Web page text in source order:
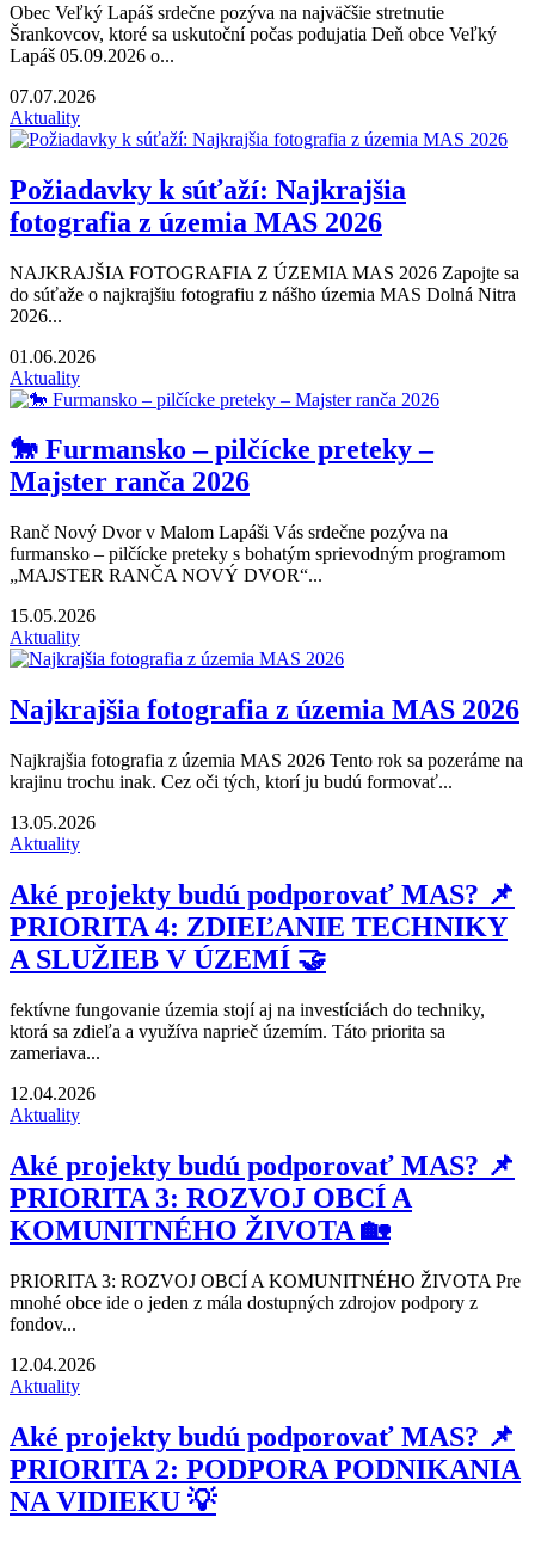
Obec Veľký Lapáš srdečne pozýva na najväčšie stretnutie
Šrankovcov, ktoré sa uskutoční počas podujatia Deň obce Veľký
Lapáš 05.09.2026 o...
07.07.2026
Aktuality
Požiadavky k súťaží: Najkrajšia
fotografia z územia MAS 2026
NAJKRAJŠIA FOTOGRAFIA Z ÚZEMIA MAS 2026 Zapojte sa
do súťaže o najkrajšiu fotografiu z nášho územia MAS Dolná Nitra
2026...
01.06.2026
Aktuality
🐎 Furmansko – pilčícke preteky –
Majster ranča 2026
Ranč Nový Dvor v Malom Lapáši Vás srdečne pozýva na
furmansko – pilčícke preteky s bohatým sprievodným programom
„MAJSTER RANČA NOVÝ DVOR“...
15.05.2026
Aktuality
Najkrajšia fotografia z územia MAS 2026
Najkrajšia fotografia z územia MAS 2026 Tento rok sa pozeráme na
krajinu trochu inak. Cez oči tých, ktorí ju budú formovať...
13.05.2026
Aktuality
Aké projekty budú podporovať MAS? 📌
PRIORITA 4: ZDIEĽANIE TECHNIKY
A SLUŽIEB V ÚZEMÍ 🤝
fektívne fungovanie územia stojí aj na investíciách do techniky,
ktorá sa zdieľa a využíva naprieč územím. Táto priorita sa
zameriava...
12.04.2026
Aktuality
Aké projekty budú podporovať MAS? 📌
PRIORITA 3: ROZVOJ OBCÍ A
KOMUNITNÉHO ŽIVOTA 🏡
PRIORITA 3: ROZVOJ OBCÍ A KOMUNITNÉHO ŽIVOTA Pre
mnohé obce ide o jeden z mála dostupných zdrojov podpory z
fondov...
12.04.2026
Aktuality
Aké projekty budú podporovať MAS? 📌
PRIORITA 2: PODPORA PODNIKANIA
NA VIDIEKU 💡